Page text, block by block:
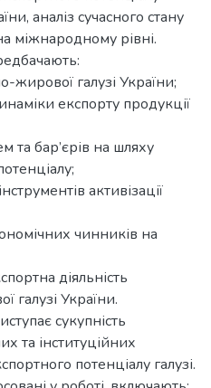
аналіз сучасного стану
міжнародному рівні.
жирової галузі України;
експорту продукції
та бар’єрів на шляху
активізації
чинників на
діяльність
галузі України.
сукупність
та інституційних
потенціалу галузі.